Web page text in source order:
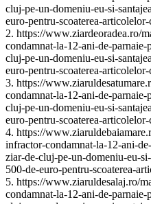
cluj-pe-un-domeniu-eu-si-
euro-pentru-scoaterea-
2. https://www.ziardeoradea.ro/
condamnat-la-12-ani-de-
cluj-pe-un-domeniu-eu-si-
euro-pentru-scoaterea-
3. https://
condamnat-la-12-ani-de-
cluj-pe-un-domeniu-eu-si-
euro-pentru-scoaterea-
4. https://
infractor-condamnat-la-12-ani-
ziar-de-cluj-pe-un-domeniu-eu-
500-de-euro-pentru-scoaterea-
5. https://www.ziaruldesalaj.ro/
condamnat-la-12-ani-de-